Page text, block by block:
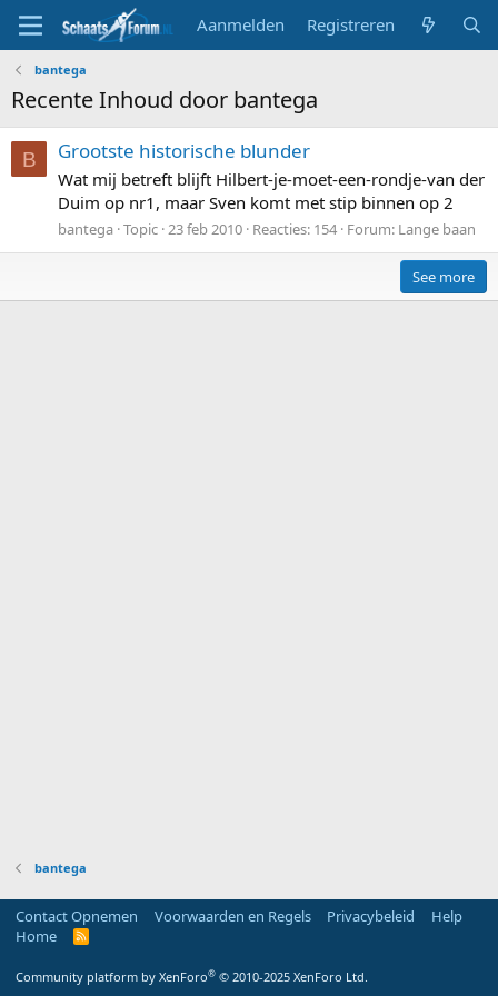
Aanmelden Registreren
bantega
Recente Inhoud door bantega
B Grootste historische blunder
Wat mij betreft blijft Hilbert-je-moet-een-rondje-van der
Duim op nr1, maar Sven komt met stip binnen op 2
bantega Topic 23 feb 2010 Reacties: 154 Forum: Lange baan
See more
bantega
Contact Opnemen Voorwaarden en Regels Privacybeleid
Help
Home
R
Community platform by XenForo® © 2010-2025 XenForo Ltd.